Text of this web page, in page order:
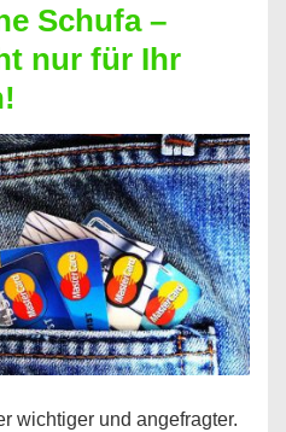
Schufa –
nur für Ihr
wichtiger und angefragter.